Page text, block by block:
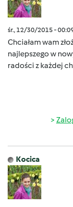
śr., 12/30/2015 -
Chciałam wam
najlepszego w
radości z każdej
Kocica